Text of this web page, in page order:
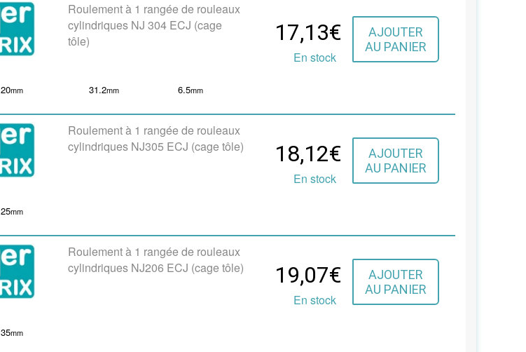
Roulement à 1 rangée de rouleaux
cylindriques NJ 304 ECJ (cage
tôle)
20mm 31.2mm 6.5mm
17,13€
En stock
AJOUTER
AU PANIER
Roulement à 1 rangée de rouleaux
cylindriques NJ305 ECJ (cage tôle)
25mm
18,12€
En stock
AJOUTER
AU PANIER
Roulement à 1 rangée de rouleaux
cylindriques NJ206 ECJ (cage tôle)
35mm
19,07€
En stock
AJOUTER
AU PANIER